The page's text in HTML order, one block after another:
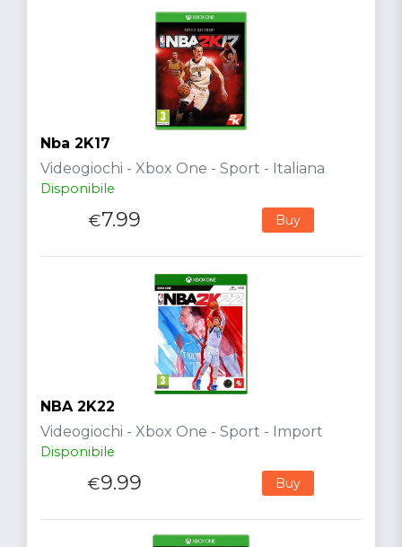
Nba 2K17
Videogiochi - Xbox One - Sport - Italiana
Disponibile
€7.99 Buy
NBA 2K22
Videogiochi - Xbox One - Sport - Import
Disponibile
€9.99 Buy